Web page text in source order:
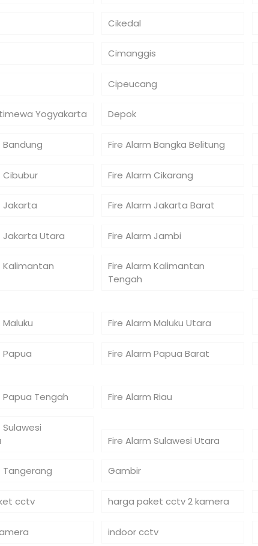
Cikedal
Cimanggis
Cipeucang
Yogyakarta Depok
Bandung Fire Alarm Bangka Belitung
Cibubur Fire Alarm Cikarang
Jakarta Fire Alarm Jakarta Barat
Jakarta Utara Fire Alarm Jambi
Kalimantan
Fire Alarm Kalimantan
Tengah
Fire Alarm Maluku Utara
Papua Fire Alarm Papua Barat
Papua Tengah Fire Alarm Riau
Sulawesi
Fire Alarm Sulawesi Utara
Tangerang Gambir
cctv harga paket cctv 2 kamera
indoor cctv